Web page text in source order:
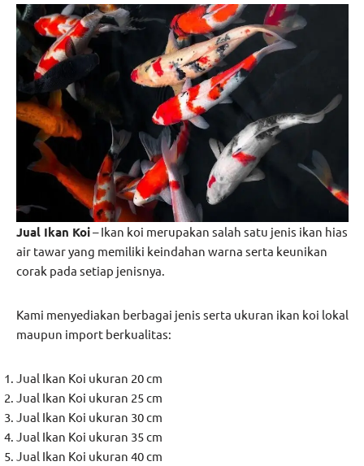
Jual Ikan Koi– Ikan koi merupakan salah satu jenis ikan hias
air tawar yang memiliki keindahan warna serta keunikan
corak pada setiap jenisnya.
Kami menyediakan berbagai jenis serta ukuran ikan koi lokal
maupun import berkualitas:
Jual Ikan Koi ukuran 20 cm
Jual Ikan Koi ukuran 25 cm
Jual Ikan Koi ukuran 30 cm
Jual Ikan Koi ukuran 35 cm
Jual Ikan Koi ukuran 40 cm